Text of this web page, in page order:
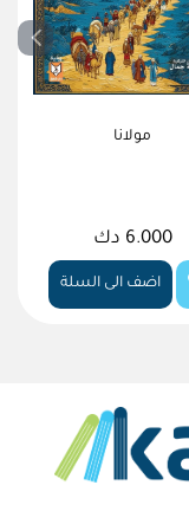
مولانا
6.000 دك
اضف الى السلة